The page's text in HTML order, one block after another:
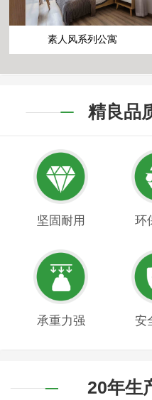
素人风系列公寓
精良品
坚固耐用 环
承重力强 安
20年生